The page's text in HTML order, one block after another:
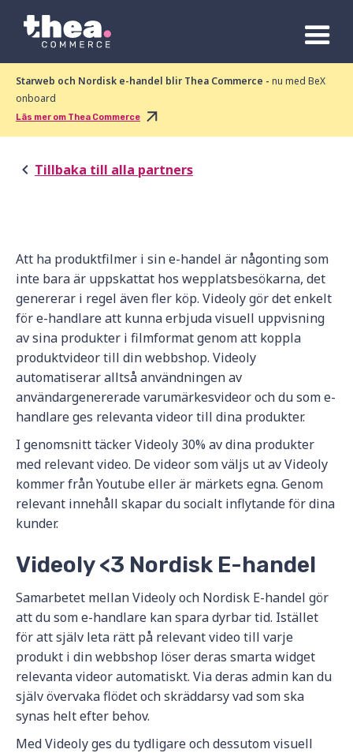
Starweb och Nordisk e-handel blir Thea Commerce - nu med BeX
onboard
Läs mer om Thea Commerce
Tillbaka till alla partners
Att ha produktfilmer i sin e-handel är någonting som
inte bara är uppskattat hos wepplatsbesökarna, det
genererar i regel även fler köp. Videoly gör det enkelt
för e-handlare att kunna erbjuda visuell uppvisning
av sina produkter i filmformat genom att koppla
produktvideor till din webbshop. Videoly
automatiserar alltså användningen av
användargenererade varumärkesvideor och du som e-
handlare ges relevanta videor till dina produkter.
I genomsnitt täcker Videoly 30% av dina produkter
med relevant video. De videor som väljs ut av Videoly
kommer från Youtube eller är märkets egna. Genom
relevant innehåll skapar du socialt inflytande för dina
kunder.
Videoly <3 Nordisk E-handel
Samarbetet mellan Videoly och Nordisk E-handel gör
att du som e-handlare kan spara dyrbar tid. Istället
för att själv leta rätt på relevant video till varje
produkt i din webbshop löser deras smarta widget
relevanta videor automatiskt. Via deras admin kan du
själv övervaka flödet och skräddarsy vad som ska
synas helt efter behov.
Med Videoly ges du tydligare och dessutom visuell